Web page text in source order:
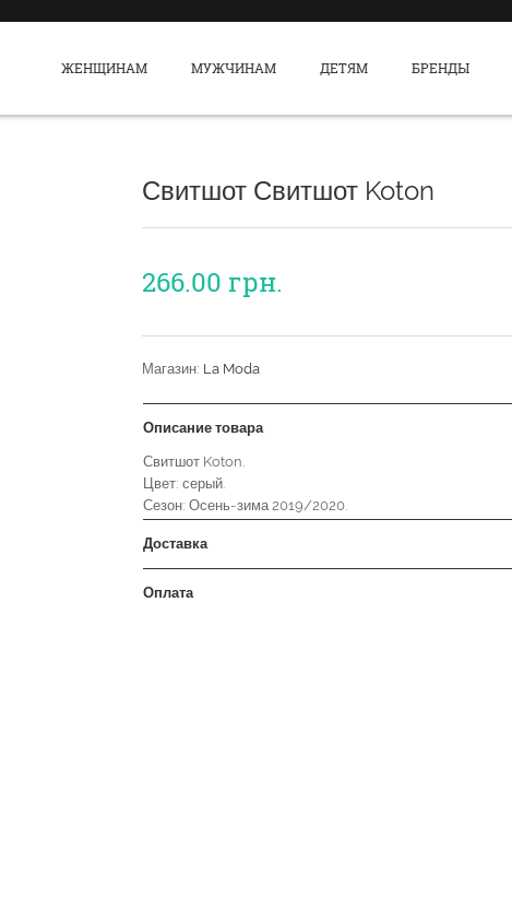
ЖЕНЩИНАМ МУЖЧИНАМ ДЕТЯМ БРЕНДЫ
Свитшот Свитшот Koton
266.00 грн.
Магазин: La Moda
Описание товара
Свитшот Koton.
Цвет: серый.
Сезон: Осень-зима 2019/2020.
Доставка
Оплата